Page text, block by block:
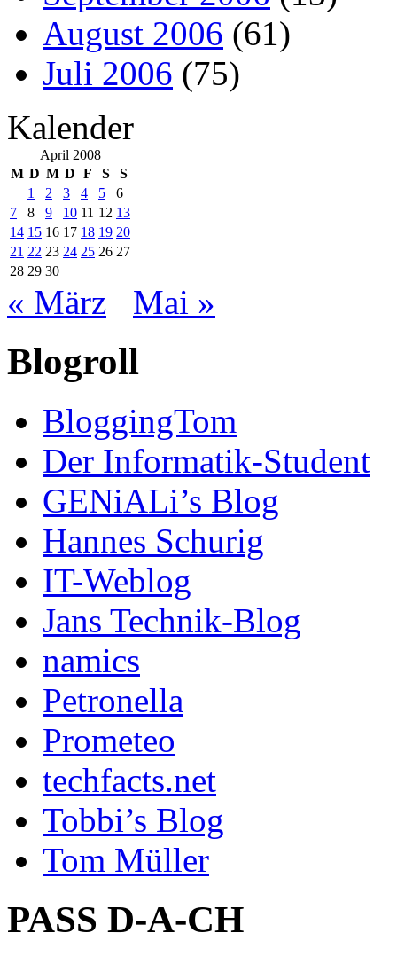
August 2006 (61)
Juli 2006 (75)
Kalender
April 2008
M D M D F S
S
1
2 3 4 5
6
7
8 9 10 11 12 13
14 15 16 17 18 19 20
21 22 23 24 25 26 27
28 29 30
« März Mai »
Blogroll
BloggingTom
Der Informatik-Student
GENiALi’s Blog
Hannes Schurig
IT-Weblog
Jans Technik-Blog
namics
Petronella
Prometeo
techfacts.net
Tobbi’s Blog
Tom Müller
PASS D-A-CH